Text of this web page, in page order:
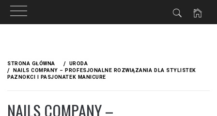
treściSTRONA GŁÓWNA
URODA
NAILS COMPANY – PROFESJONALNE ROZWIĄZANIA DLA STYLISTEK
PAZNOKCI I PASJONATEK MANICURE
NAILS COMPANY –